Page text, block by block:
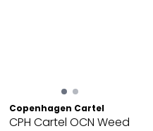
Copenhagen Cartel
CPH Cartel OCN Weed